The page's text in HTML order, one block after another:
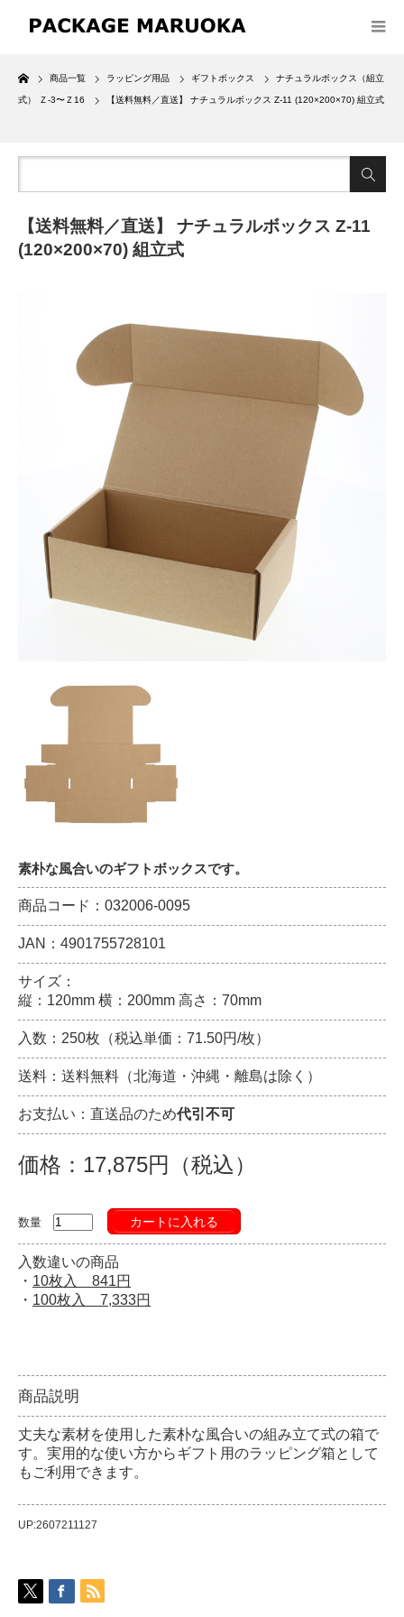
Home
商品一覧 ラッピング用品 ギフトボックス ナチュラルボックス（組立
式） Ｚ-3〜Ｚ16 【送料無料／直送】 ナチュラルボックス Z-11 (120×200×70) 組立式
【送料無料／直送】 ナチュラルボックス Z-11
(120×200×70) 組立式
素朴な風合いのギフトボックスです。
商品コード：032006-0095
JAN：4901755728101
サイズ：
縦：120mm 横：200mm 高さ：70mm
入数：250枚（税込単価：71.50円/枚）
送料：送料無料（北海道・沖縄・離島は除く）
お支払い：直送品のため代引不可
価格：17,875円（税込）
数量 カートに入れる
入数違いの商品
・ 10枚入 841円
・ 100枚入 7,333円
商品説明
丈夫な素材を使用した素朴な風合いの組み立て式の箱で
す。実用的な使い方からギフト用のラッピング箱として
もご利用できます。
UP:2607211127